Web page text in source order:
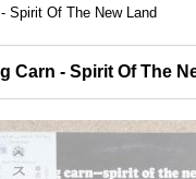
Spirit Of The New Land
Carn - Spirit Of The